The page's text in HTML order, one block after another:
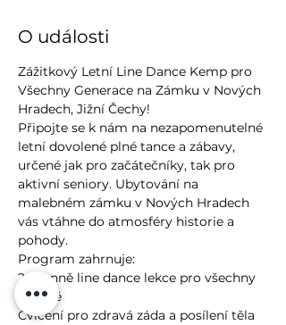
O události
Zážitkový Letní Line Dance Kemp pro
Všechny Generace na Zámku v Nových
Hradech, Jižní Čechy!
Připojte se k nám na nezapomenutelné
letní dovolené plné tance a zábavy,
určené jak pro začátečníky, tak pro
aktivní seniory. Ubytování na
malebném zámku v Nových Hradech
vás vtáhne do atmosféry historie a
pohody.
Program zahrnuje:
2x denně line dance lekce pro všechny
úrovně
Cvičení pro zdravá záda a posílení těla